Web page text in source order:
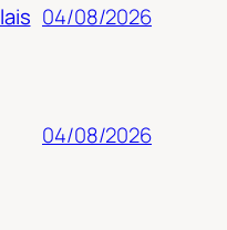
04/08/2026
04/08/2026